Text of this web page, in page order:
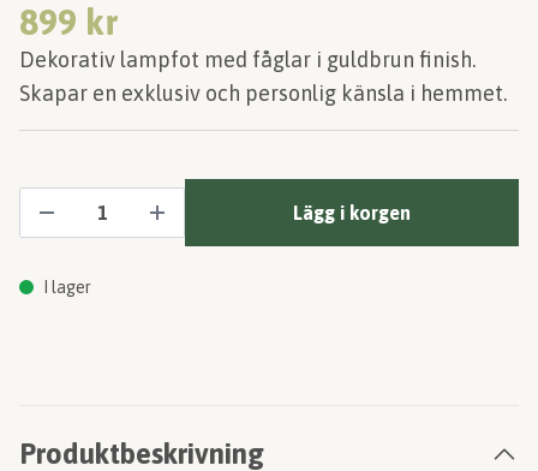
899 kr
Dekorativ lampfot med fåglar i guldbrun finish.
Skapar en exklusiv och personlig känsla i hemmet.
Lägg i korgen
I lager
Produktbeskrivning